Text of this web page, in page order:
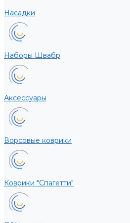
Насадки
Наборы Швабр
Аксессуары
Ворсовые коврики
Коврики "Спагетти"